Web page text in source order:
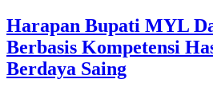
Harapan Bupati MYL
Berbasis Kompetensi
Berdaya Saing